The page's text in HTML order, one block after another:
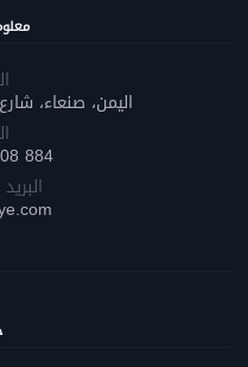
اليمن، صنعاء،
884 408 780 967+